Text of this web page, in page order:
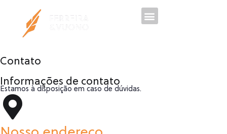
Contato
Informações de contato
Estamos à disposição em caso de dúvidas.